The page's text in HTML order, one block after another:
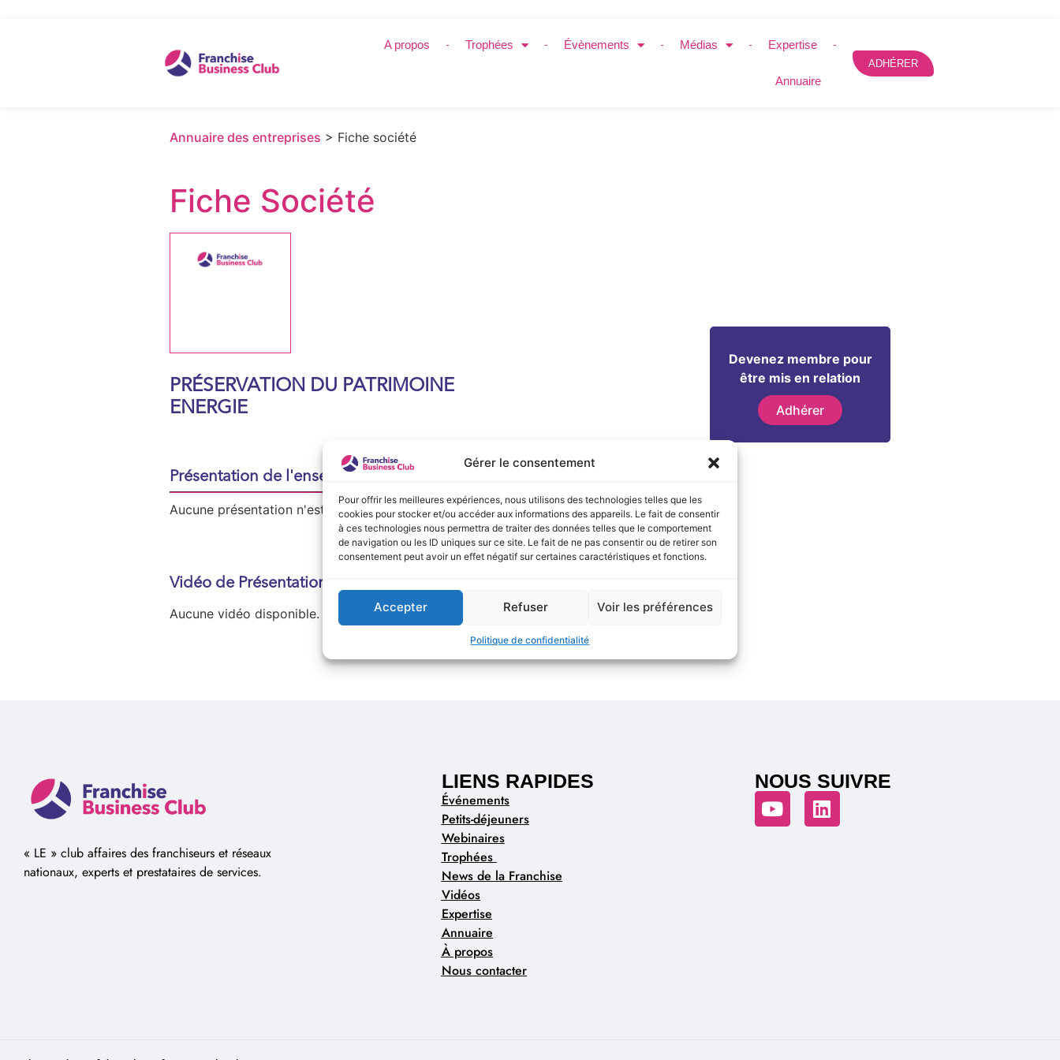
Gérer le consentement
Pour offrir les meilleures expériences, nous utilisons des technologies telles que les
cookies pour stocker et/ou accéder aux informations des appareils. Le fait de consentir
à ces technologies nous permettra de traiter des données telles que le comportement
de navigation ou les ID uniques sur ce site. Le fait de ne pas consentir ou de retirer son
consentement peut avoir un effet négatif sur certaines caractéristiques et fonctions.
Accepter Refuser Voir les préférences
Politique de confidentialité
A propos Trophées Évènements Médias Expertise
Annuaire
ADHÉRER
Annuaire des entreprises > Fiche société
Devenez membre pour
être mis en relation
Adhérer
Fiche Société
PRÉSERVATION DU PATRIMOINE
ENERGIE
Présentation de l'enseigne :
Aucune présentation n'est disponible actuellement !
Vidéo de Présentation
Aucune vidéo disponible.
« LE » club affaires des franchiseurs et réseaux
nationaux, experts et prestataires de services.
LIENS RAPIDES
Événements
Petits-déjeuners
Webinaires
Trophées
News de la Franchise
Vidéos
Expertise
Annuaire
À propos
Nous contacter
NOUS SUIVRE